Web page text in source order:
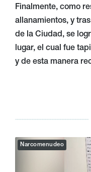
Finalmente, como
allanamientos, y
de la Ciudad, se
lugar, el cual fue
y de esta manera
Narcomenudeo